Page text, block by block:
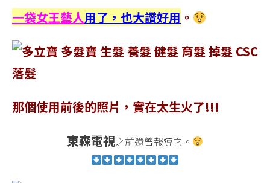
一袋女王藝人用了，也大讚好用 。
那個使用前後的照片，實在太生火了!!!
東森電視之前還曾報導它。